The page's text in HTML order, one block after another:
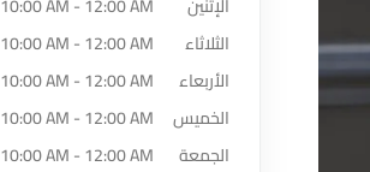
الثلاثاء
10:00 AM - 12:00 AM
الأربعاء
10:00 AM - 12:00 AM
الخميس
10:00 AM - 12:00 AM
الجمعة
10:00 AM - 12:00 AM